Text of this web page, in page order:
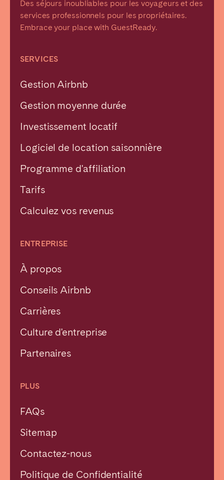
Des séjours inoubliables pour les voyageurs et des
services professionnels pour les propriétaires.
Embrace your place with GuestReady.
SERVICES
Gestion Airbnb
Gestion moyenne durée
Investissement locatif
Logiciel de location saisonnière
Programme d'affiliation
Tarifs
Calculez vos revenus
ENTREPRISE
À propos
Conseils Airbnb
Carrières
Culture d'entreprise
Partenaires
PLUS
FAQs
Sitemap
Contactez-nous
Politique de Confidentialité